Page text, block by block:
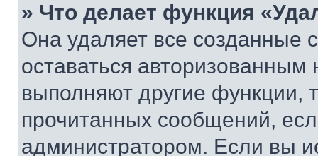
» Что делает функция
Она удаляет все созданные
оставаться
выполняют другие функции,
прочитанных сообщений,
администратором. Если вы